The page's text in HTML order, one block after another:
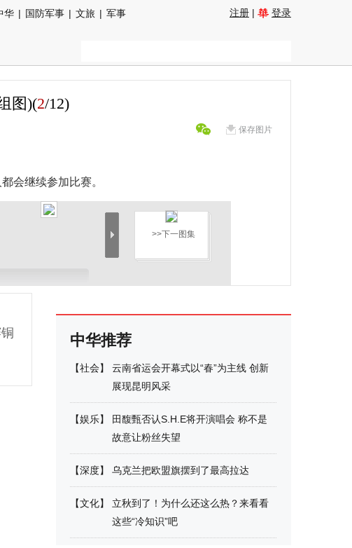
华 | 国防军事 | 文旅 | 军事
注册 | 登录
图)(2/12)
保存图片
会继续参加比赛。
>>下一图集
中华推荐
【社会】
云南省运会开幕式以“春”为主线 创新
展现昆明风采
【娱乐】
田馥甄否认S.H.E将开演唱会 称不是
故意让粉丝失望
【深度】 乌克兰把欧盟旗摆到了最高拉达
【文化】
立秋到了！为什么还这么热？来看看
这些“冷知识”吧